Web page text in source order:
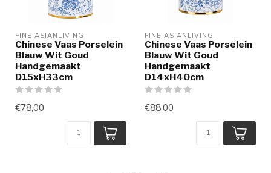
FINE ASIANLIVING
Chinese Vaas Porselein
Blauw Wit Goud
Handgemaakt
D15xH33cm
€78,00
FINE ASIANLIVING
Chinese Vaas Porselein
Blauw Wit Goud
Handgemaakt
D14xH40cm
€88,00